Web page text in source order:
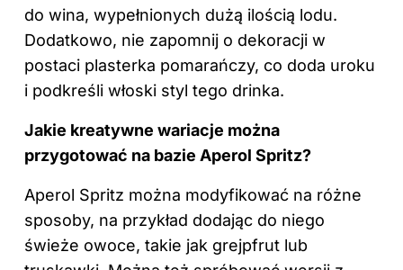
do wina, wypełnionych dużą ilością lodu.
Dodatkowo, nie zapomnij o dekoracji w
postaci plasterka pomarańczy, co doda uroku
i podkreśli włoski styl tego drinka.
Jakie kreatywne wariacje można
przygotować na bazie Aperol Spritz?
Aperol Spritz można modyfikować na różne
sposoby, na przykład dodając do niego
świeże owoce, takie jak grejpfrut lub